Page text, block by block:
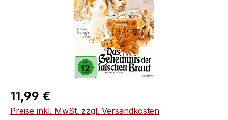
Regulärer Preis:
11,99 €
Preise inkl. MwSt. zzgl. Versandkosten